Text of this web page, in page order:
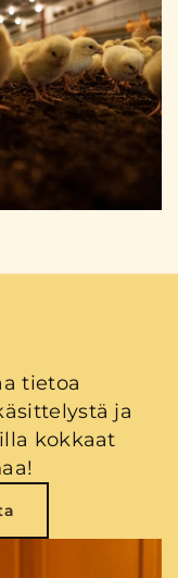
tietoa
ja
kokkaat